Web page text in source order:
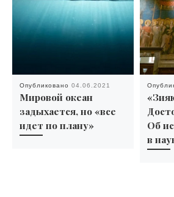
Опубликовано 04.06.2021
Мировой океан
задыхается, но «все
идет по плану»
Об
в